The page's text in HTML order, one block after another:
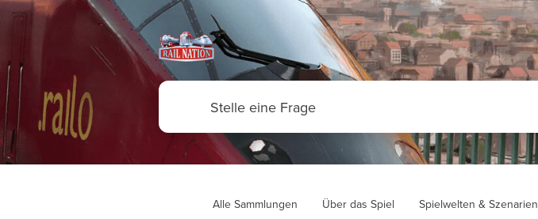
Alle Sammlungen Über das Spiel Spielwelten & Szenarien